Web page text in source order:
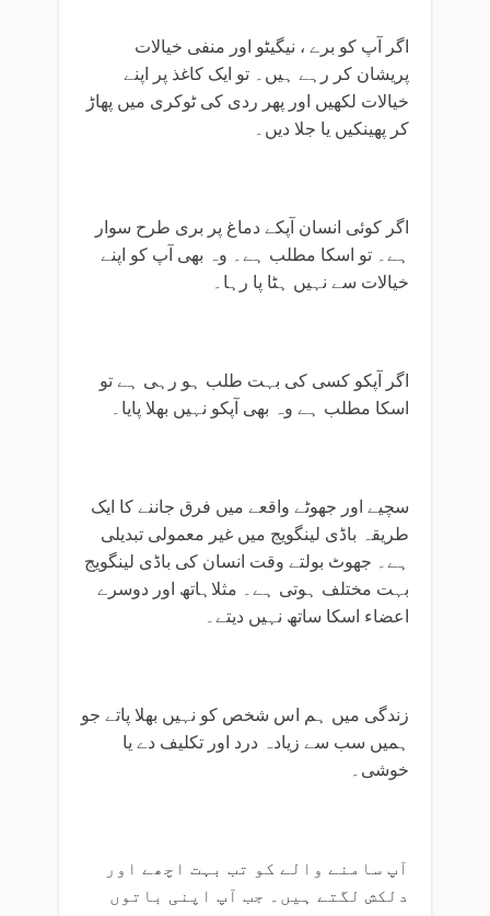
اگر آپ کو برے ، نیگیٹو اور منفی خیالات
پریشان کر رہے ہیں۔ تو ایک کاغذ پر اپنے
خیالات لکھیں اور پھر ردی کی ٹوکری میں پھاڑ
کر پھینکیں یا جلا دیں۔
اگر کوئی انسان آپکے دماغ پر بری طرح سوار
ہے۔ تو اسکا مطلب ہے۔ وہ بھی آپ کو اپنے
خیالات سے نہیں ہٹا پا رہا۔
اگر آپکو کسی کی بہت طلب ہو رہی ہے تو
اسکا مطلب ہے وہ بھی آپکو نہیں بھلا پایا۔
سچیے اور جھوٹے واقعے میں فرق جاننے کا ایک
طریقہ باڈی لینگویج میں غیر معمولی تبدیلی
ہے۔ جھوٹ بولتے وقت انسان کی باڈی لینگویج
بہت مختلف ہوتی ہے۔ مثلاہاتھ اور دوسرے
اعضاء اسکا ساتھ نہیں دیتے۔
زندگی میں ہم اس شخص کو نہیں بھلا پاتے جو
ہمیں سب سے زیادہ درد اور تکلیف دے یا
خوشی۔
آپ سامنے والے کو تب بہت اچھے اور
دلکش لگتے ہیں۔ جب آپ اپنی باتوں